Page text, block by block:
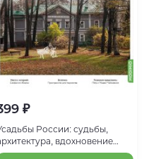
₽
России: судьбы,
вдохновение
Усадьба Чайковского в